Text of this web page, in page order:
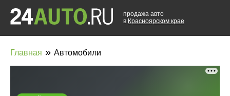
продажа авто
в Красноярском крае
Главная » Автомобили